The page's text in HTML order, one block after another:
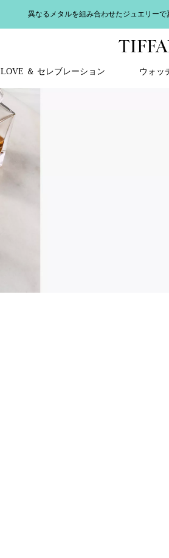
異なるメタルを組み合わせたジュエリー
LOVE ＆ セレブレーション ウォッ